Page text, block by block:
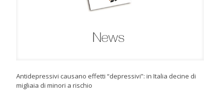
Antidepressivi causano effetti “depressivi”: in Italia decine di
migliaia di minori a rischio